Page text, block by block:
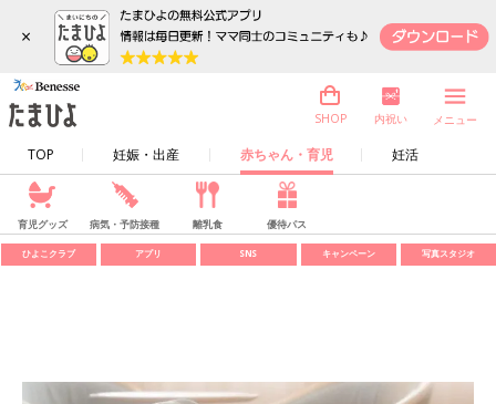
×
TOP 妊娠・出産 赤ちゃん・育児 妊活
SHOP 内祝い メニュー
育児グッズ 病気・予防接種 離乳食 優待パス
ひよこクラブ アプリ SNS キャンペーン 写真スタジオ